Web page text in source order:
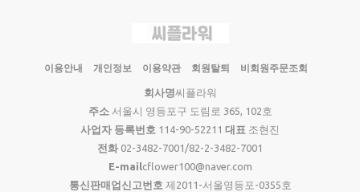
이용안내 개인정보 이용약관 회원탈퇴 비회원주문조회
회사명씨플라워
주소서울시 영등포구 도림로 365, 102호
사업자 등록번호 114-90-52211 대표 조현진
전화 02-3482-7001/82-2-3482-7001
E-mailcflower100@naver.com
통신판매업신고번호 제2011-서울영등포-0355호